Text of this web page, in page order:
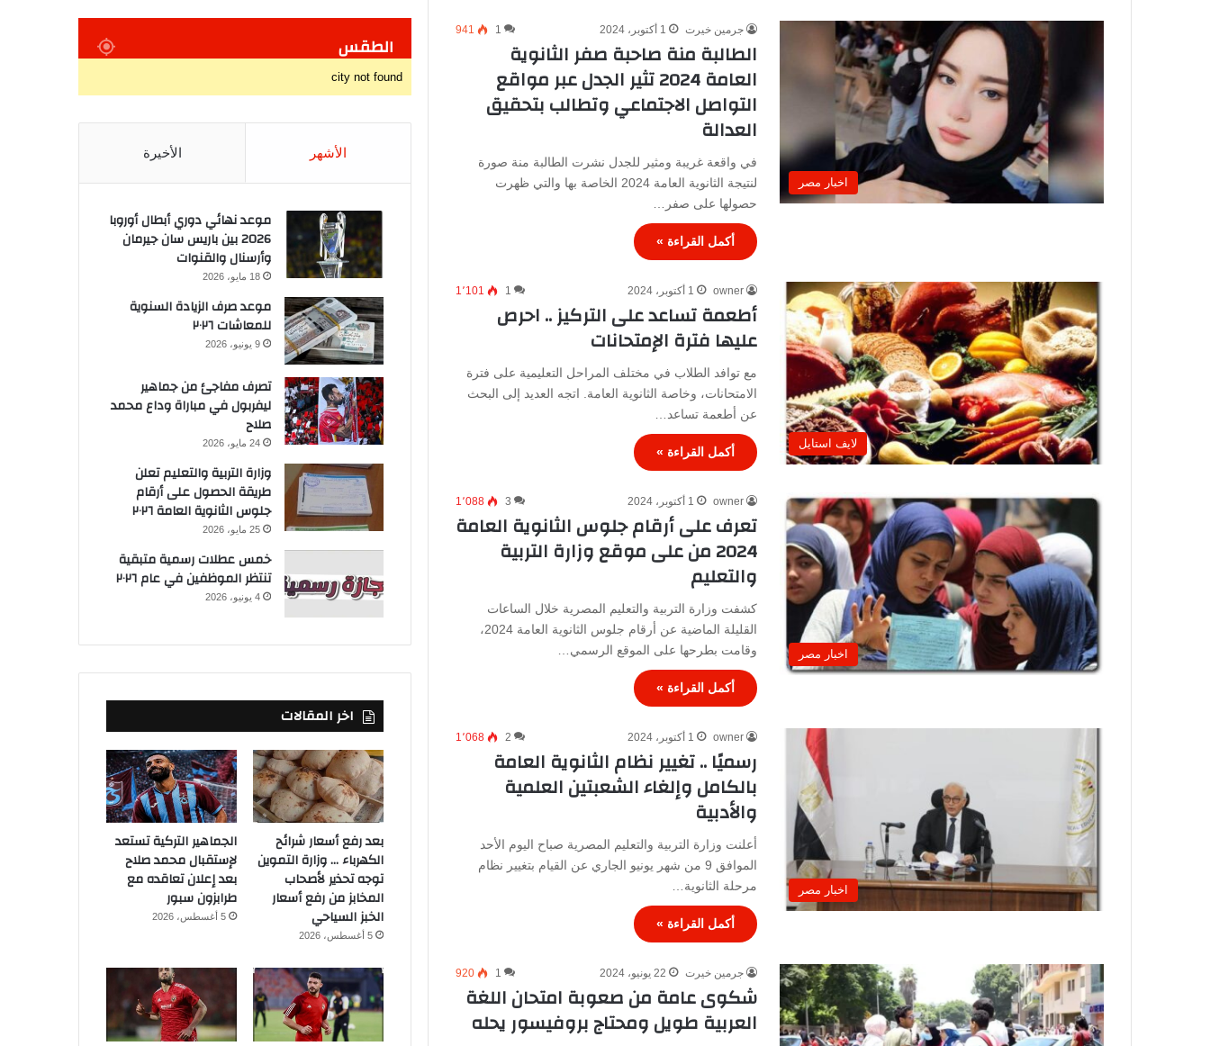
اخبار مصر
جرمين خيرت 1 أكتوبر، 2024 1
941
الطالبة منة صاحبة صفر الثانوية
العامة 2024 تثير الجدل عبر مواقع
التواصل الاجتماعي وتطالب بتحقيق
العدالة
في واقعة غريبة ومثير للجدل نشرت الطالبة منة صورة
لنتيجة الثانوية العامة 2024 الخاصة بها والتي ظهرت
حصولها على صفر…
أكمل القراءة »
لايف استايل
owner 1 أكتوبر، 2024 1 1٬101
أطعمة تساعد على التركيز .. احرص
عليها فترة الإمتحانات
مع توافد الطلاب في مختلف المراحل التعليمية على فترة
الامتحانات، وخاصة الثانوية العامة. اتجه العديد إلى البحث
عن أطعمة تساعد…
أكمل القراءة »
اخبار مصر
owner 1 أكتوبر، 2024 3 1٬088
تعرف على أرقام جلوس الثانوية العامة
2024 من على موقع وزارة التربية
والتعليم
كشفت وزارة التربية والتعليم المصرية خلال الساعات
القليلة الماضية عن أرقام جلوس الثانوية العامة 2024،
وقامت بطرحها على الموقع الرسمي…
أكمل القراءة »
اخبار مصر
owner 1 أكتوبر، 2024 2 1٬068
رسميًا .. تغيير نظام الثانوية العامة
بالكامل وإلغاء الشعبتين العلمية
والأدبية
أعلنت وزارة التربية والتعليم المصرية صباح اليوم الأحد
الموافق 9 من شهر يونيو الجاري عن القيام بتغيير نظام
مرحلة الثانوية…
أكمل القراءة »
جرمين خيرت 22 يونيو، 2024 1
920
شكوى عامة من صعوبة امتحان اللغة
العربية طويل ومحتاج بروفيسور يحله
الطقس
city not found
الأشهر الأخيرة
موعد نهائي دوري أبطال أوروبا
2026 بين باريس سان جيرمان
وأرسنال والقنوات
18 مايو، 2026
موعد صرف الزيادة السنوية
للمعاشات ٢٠٢٦
9 يونيو، 2026
تصرف مفاجئ من جماهير
ليفربول في مباراة وداع محمد
صلاح
24 مايو، 2026
وزارة التربية والتعليم تعلن
طريقة الحصول على أرقام
جلوس الثانوية العامة ٢٠٢٦
25 مايو، 2026
خمس عطلات رسمية متبقية
تنتظر الموظفين في عام ٢٠٢٦
4 يونيو، 2026
اخر المقالات
بعد رفع أسعار شرائح
الكهرباء … وزارة التموين
توجه تحذير لأصحاب
المخابز من رفع أسعار
الخبز السياحي
5 أغسطس، 2026
الجماهير التركية تستعد
لإستقبال محمد صلاح
بعد إعلان تعاقده مع
طرابزون سبور
5 أغسطس، 2026